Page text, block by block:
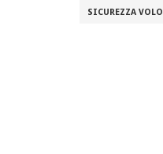
SICUREZZA VOLO